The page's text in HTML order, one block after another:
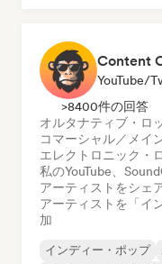
Content
>8400件の回答
オルタナティブ・ロ
コマーシャル／メイ
エレクトロニック・
私のYouTube、
アーティストをシェ
アーティストを「イ
加
インディー・ポップ